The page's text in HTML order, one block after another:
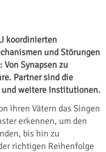
koordinierten
und Störungen
Synapsen zu
Partner sind die
weitere Institutionen.
ihren Vätern das Singen
erkennen, um den
bis hin zu
richtigen Reihenfolge